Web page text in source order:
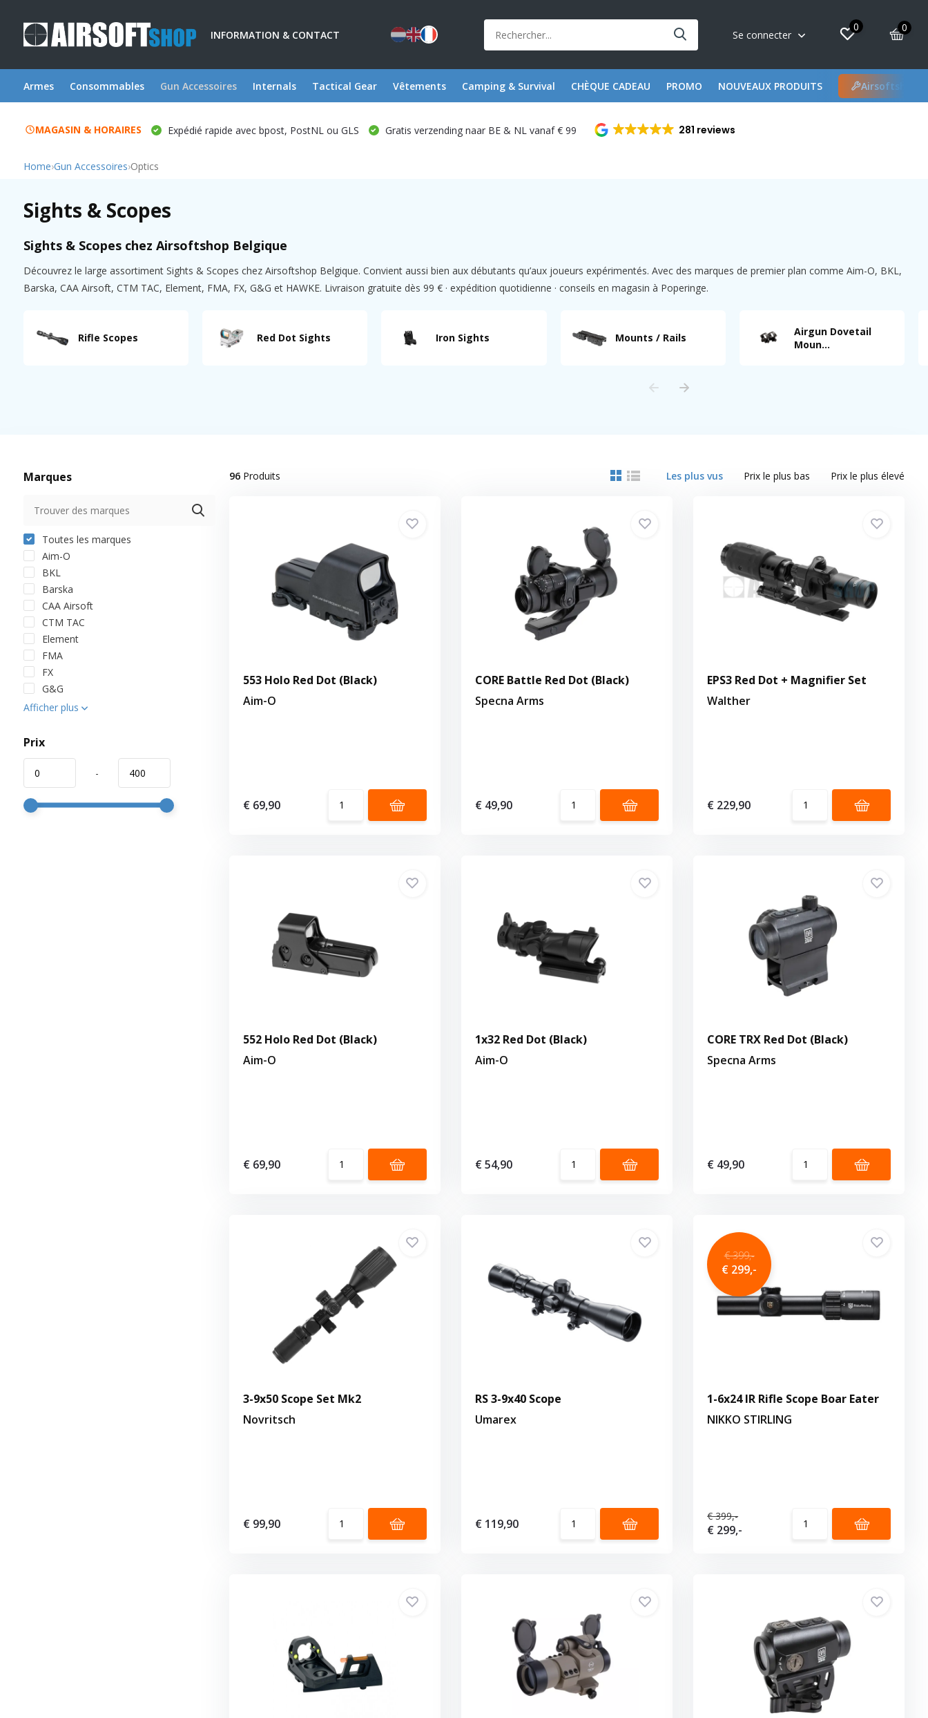
INFORMATION & CONTACT Se connecter
0 0
Armes Consommables Gun Accessoires Internals Tactical Gear Vêtements Camping & Survival CHÈQUE CADEAU PROMO NOUVEAUX PRODUITS Airsoftshop
MAGASIN & HORAIRES Expédié rapide avec bpost, PostNL ou GLS Gratis verzending naar BE & NL vanaf € 99 281 reviews
Home›Gun Accessoires›Optics
Sights & Scopes
Sights & Scopes chez Airsoftshop Belgique
Découvrez le large assortiment Sights & Scopes chez Airsoftshop Belgique. Convient aussi bien aux débutants qu’aux joueurs expérimentés. Avec des marques de premier plan comme Aim-O, BKL,
Barska, CAA Airsoft, CTM TAC, Element, FMA, FX, G&G et HAWKE. Livraison gratuite dès 99 € · expédition quotidienne · conseils en magasin à Poperinge.
Rifle Scopes Red Dot Sights Iron Sights Mounts / Rails
Airgun Dovetail
Moun...
Marques
Toutes les marques
Aim-O
BKL
Barska
CAA Airsoft
CTM TAC
Element
FMA
FX
G&G
Afficher plus
Prix
-
96Produits Les plus vus Prix le plus bas Prix le plus élevé
553 Holo Red Dot (Black)
Aim-O
€ 69,90
CORE Battle Red Dot (Black)
Specna Arms
€ 49,90
EPS3 Red Dot + Magnifier Set
Walther
€ 229,90
552 Holo Red Dot (Black)
Aim-O
€ 69,90
1x32 Red Dot (Black)
Aim-O
€ 54,90
CORE TRX Red Dot (Black)
Specna Arms
€ 49,90
3-9x50 Scope Set Mk2
Novritsch
€ 99,90
RS 3-9x40 Scope
Umarex
€ 119,90
€ 399,-
€ 299,-
1-6x24 IR Rifle Scope Boar Eater
NIKKO STIRLING
€ 399,-
€ 299,-